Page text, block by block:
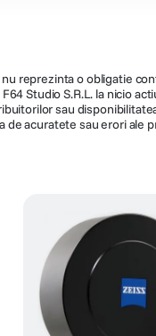
reprezinta o obligatie
Studio S.R.L. la nicio
sau
acuratete sau erori ale